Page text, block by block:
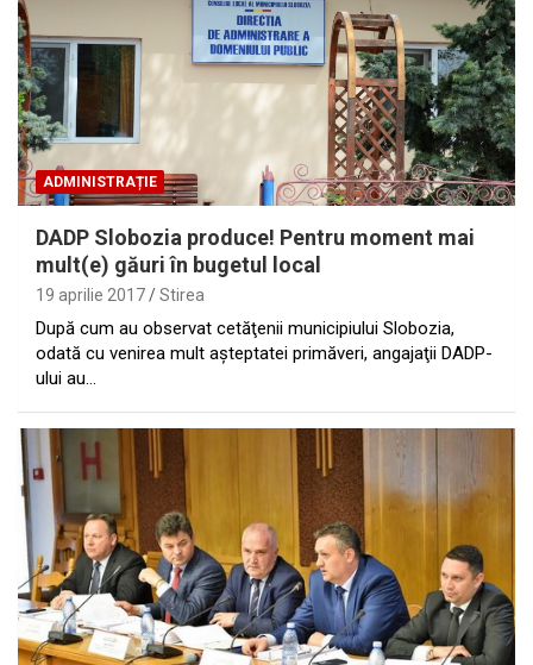
ADMINISTRAȚIE
DADP Slobozia produce! Pentru moment mai
mult(e) găuri în bugetul local
19 aprilie 2017 Stirea
După cum au observat cetăţenii municipiului Slobozia,
odată cu venirea mult aşteptatei primăveri, angajaţii DADP-
ului au…